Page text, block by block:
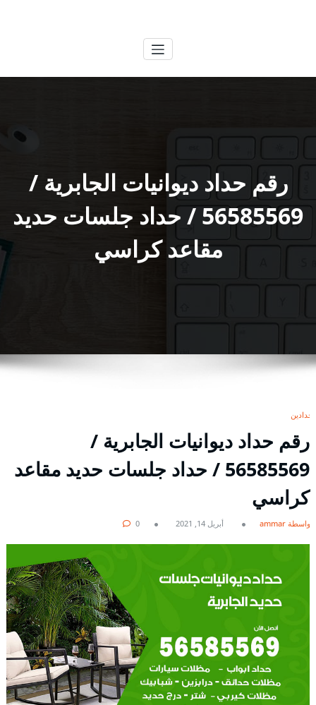
رقم حداد ديوانيات الجابرية /
56585569 / حداد جلسات حديد
مقاعد كراسي
حدادين
رقم حداد ديوانيات الجابرية /
56585569 / حداد جلسات حديد مقاعد
كراسي
بواسطة ammar أبريل 14, 2021 0